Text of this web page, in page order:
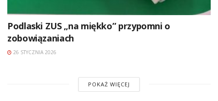
Podlaski ZUS „na miękko” przypomni o
zobowiązaniach
26 STYCZNIA 2026
POKAŻ WIĘCEJ